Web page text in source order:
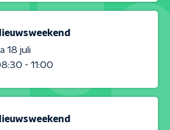
18 juli
- 11:00